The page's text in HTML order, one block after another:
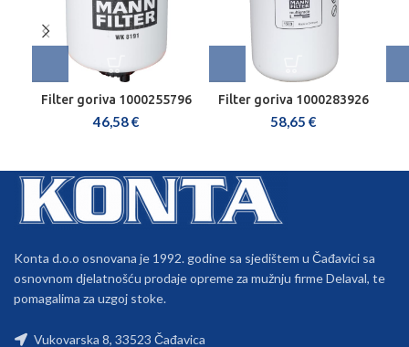
Filter goriva 1000255796
46,58€
Filter goriva 1000283926
58,65 €
Konta d.o.o osnovana je 1992. godine sa sjedištem u Čađavici sa
osnovnom djelatnošću prodaje opreme za mužnju firme Delaval, te
pomagalima za uzgoj stoke.
Vukovarska 8, 33523 Čađavica